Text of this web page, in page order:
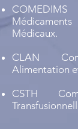
Médicaux.
CLAN
Alimentation
CSTH